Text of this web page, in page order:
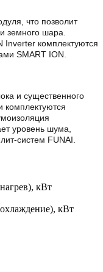
что позволит
земного шара.
Inverter комплектуются
SMART ION.
и существенного
уровень шума,
систем FUNAI.
кВт
кВт